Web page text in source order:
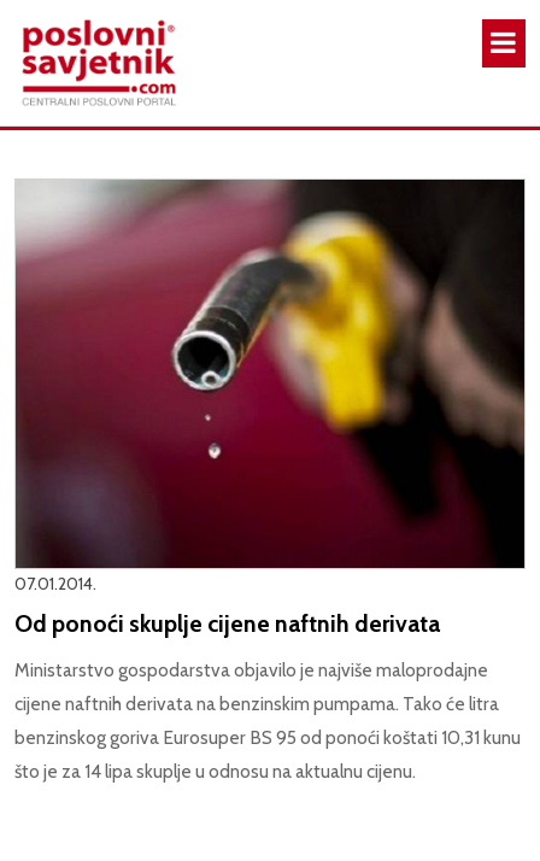
07.01.2014.
Od ponoći skuplje cijene naftnih derivata
Ministarstvo gospodarstva objavilo je najviše maloprodajne
cijene naftnih derivata na benzinskim pumpama. Tako će litra
benzinskog goriva Eurosuper BS 95 od ponoći koštati 10,31 kunu
što je za 14 lipa skuplje u odnosu na aktualnu cijenu.